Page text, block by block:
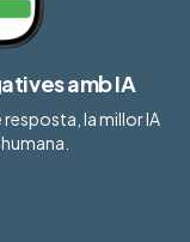
amb IA
la millor IA